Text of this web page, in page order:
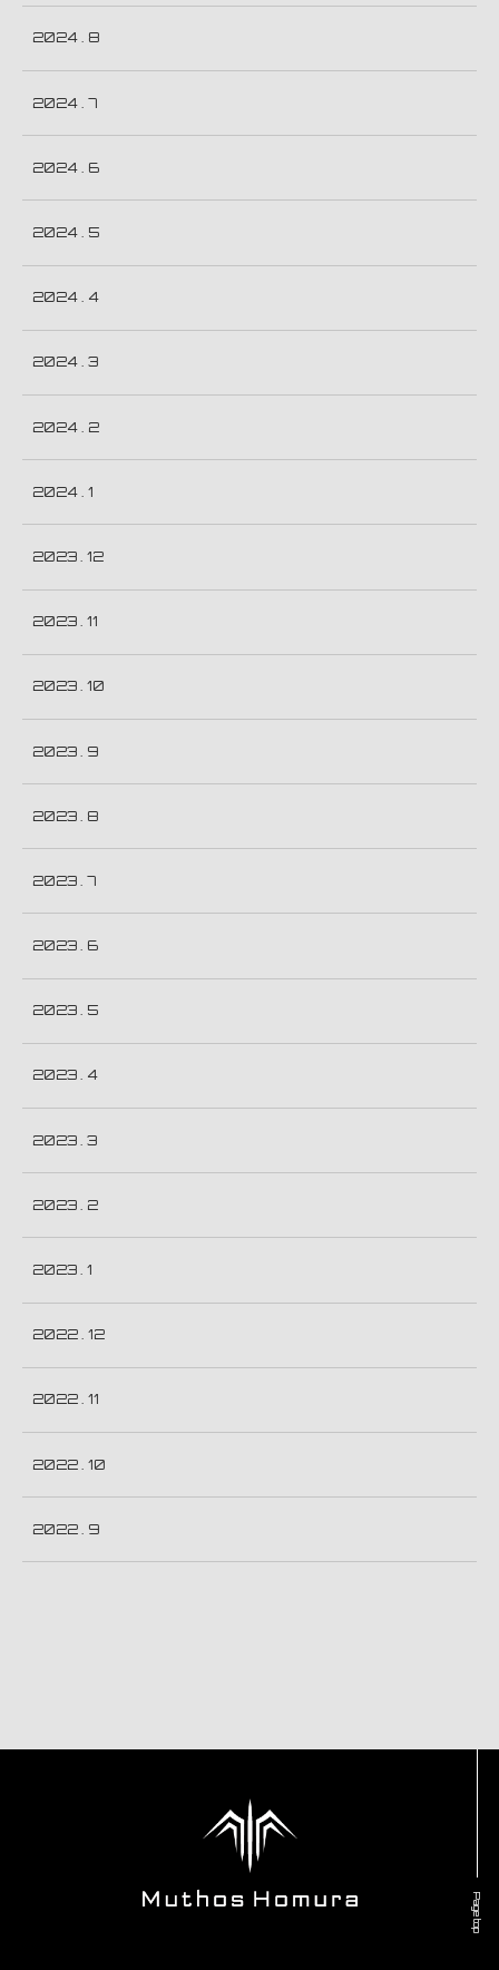
2024 . 8
2024 . 7
2024 . 6
2024 . 5
2024 . 4
2024 . 3
2024 . 2
2024 . 1
2023 . 12
2023 . 11
2023 . 10
2023 . 9
2023 . 8
2023 . 7
2023 . 6
2023 . 5
2023 . 4
2023 . 3
2023 . 2
2023 . 1
2022 . 12
2022 . 11
2022 . 10
2022 . 9
Page top